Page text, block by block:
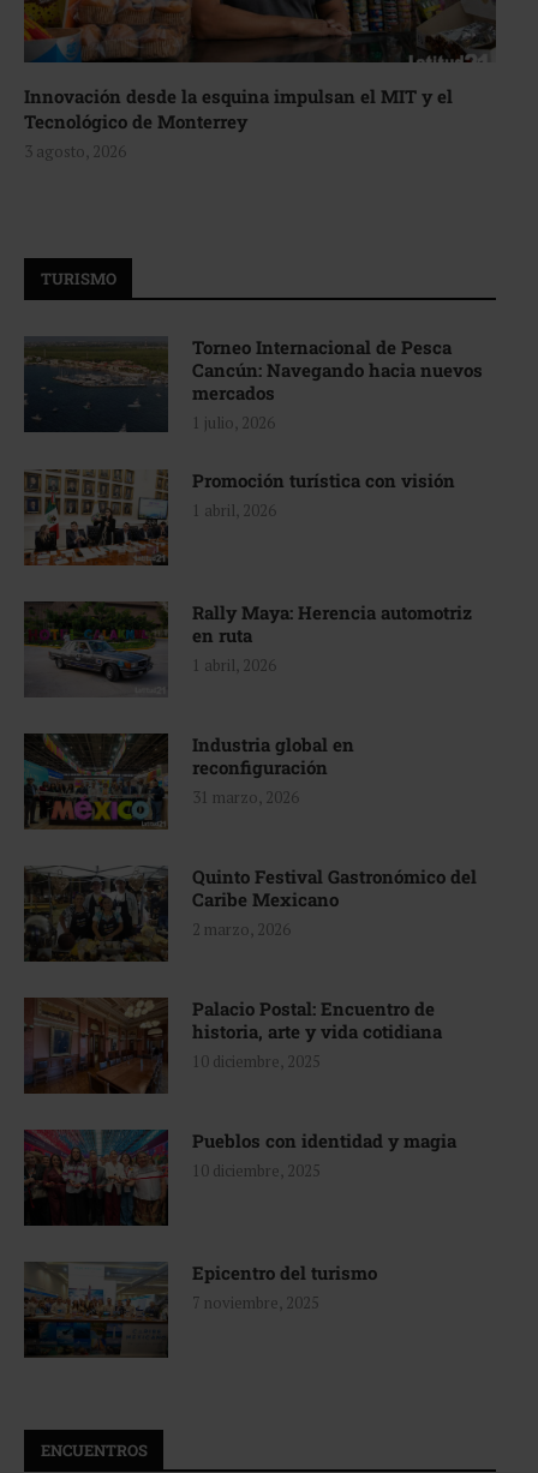
Innovación desde la esquina impulsan el MIT y el
Tecnológico de Monterrey
3 agosto, 2026
TURISMO
Torneo Internacional de Pesca
Cancún: Navegando hacia nuevos
mercados
1 julio, 2026
Promoción turística con visión
1 abril, 2026
Rally Maya: Herencia automotriz
en ruta
1 abril, 2026
Industria global en
reconfiguración
31 marzo, 2026
Quinto Festival Gastronómico del
Caribe Mexicano
2 marzo, 2026
Palacio Postal: Encuentro de
historia, arte y vida cotidiana
10 diciembre, 2025
Pueblos con identidad y magia
10 diciembre, 2025
Epicentro del turismo
7 noviembre, 2025
ENCUENTROS